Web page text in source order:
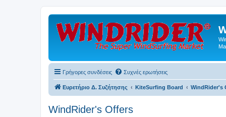
Γρήγορες συνδέσεις Συχνές ερωτήσεις
Ευρετήριο Δ. Συζήτησης KiteSurfing Board WindRider's
WindRider's Offers